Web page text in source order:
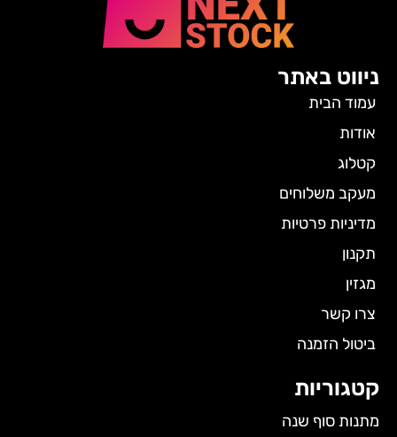
ניווט באתר
עמוד הבית
אודות
קטלוג
מעקב משלוחים
מדיניות פרטיות
תקנון
מגזין
צרו קשר
ביטול הזמנה
קטגוריות
מתנות סוף שנה